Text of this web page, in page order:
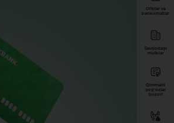
Ofislar va
bankomatlar
Savdodagi
mulklar
Qimmatli
qog'ozlar
bozori